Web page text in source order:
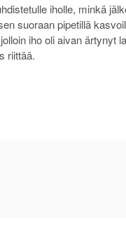
iholle, minkä
suoraan pipetillä
iho oli aivan ärtynyt
riittää.